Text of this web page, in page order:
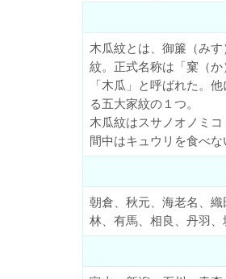
木瓜紋とは、御簾（み
紋。正式名称は「窠（
「木瓜」と呼ばれた。
る五大家紋の１つ。
木瓜紋はスサノオノミ
間中はキュウリを食べな
朝倉、秋元、海老名、
林、有馬、相良、丹羽